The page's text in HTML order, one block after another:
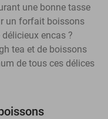
une bonne tasse
un forfait boissons
encas ?
tea et de boissons
de tous ces délices